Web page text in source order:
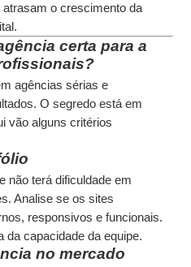
o crescimento da
certa para a
agências sérias e
O segredo está em
vão alguns critérios
não terá dificuldade em
Analise se os sites
responsivos e funcionais.
da capacidade da equipe.
no mercado